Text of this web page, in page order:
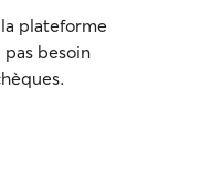
plateforme
besoin